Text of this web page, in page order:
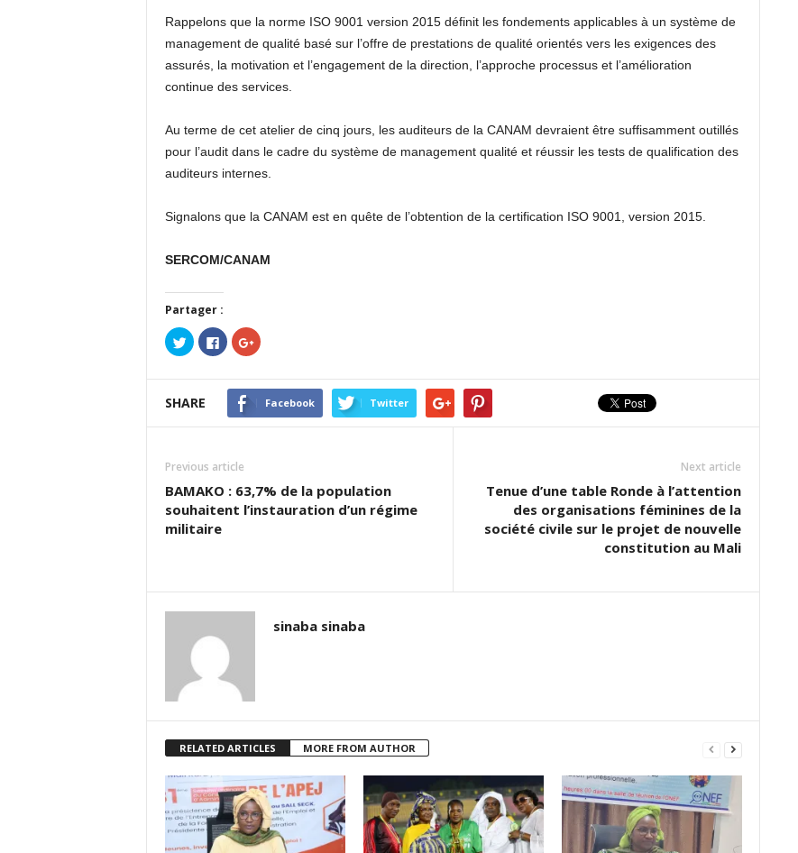
Rappelons que la norme ISO 9001 version 2015 définit les fondements applicables à un système de
management de qualité basé sur l’offre de prestations de qualité orientés vers les exigences des
assurés, la motivation et l’engagement de la direction, l’approche processus et l’amélioration
continue des services.
Au terme de cet atelier de cinq jours, les auditeurs de la CANAM devraient être suffisamment outillés
pour l’audit dans le cadre du système de management qualité et réussir les tests de qualification des
auditeurs internes.
Signalons que la CANAM est en quête de l’obtention de la certification ISO 9001, version 2015.
SERCOM/CANAM
Partager :
Cliquez
pour
partager
Twitter(ouvre
une
nouvelle
fenêtre)
Cliquez
pour
partager
Facebook(ouvre
dans
une
nouvelle
fenêtre)
Cliquez
pour
Google+
(ouvre
dans
une
nouvelle
SHARE Facebook Twitter
Previous article
BAMAKO : 63,7% de la population
souhaitent l’instauration d’un régime
militaire
Next article
Tenue d’une table Ronde à l’attention
des organisations féminines de la
société civile sur le projet de nouvelle
constitution au Mali
sinaba sinaba
RELATED ARTICLES MORE FROM AUTHOR